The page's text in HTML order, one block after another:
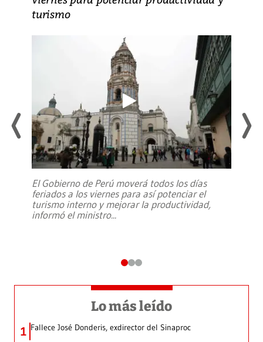
turismo
El Gobierno de Perú moverá todos los días
feriados a los viernes para así potenciar el
turismo interno y mejorar la productividad,
informó el ministro...
Lo más leído
1 Fallece José Donderis, exdirector del Sinaproc